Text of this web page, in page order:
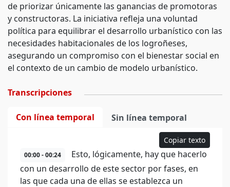
de priorizar únicamente las ganancias de promotoras
y constructoras. La iniciativa refleja una voluntad
política para equilibrar el desarrollo urbanístico con las
necesidades habitacionales de los logroñeses,
asegurando un compromiso con el bienestar social en
el contexto de un cambio de modelo urbanístico.
Transcripciones
Con línea temporal Sin línea temporal
Copiar texto
00:00 - 00:24
Esto, lógicamente, hay que hacerlo
con un desarrollo de este sector por fases, en
las que cada una de ellas se establezca un